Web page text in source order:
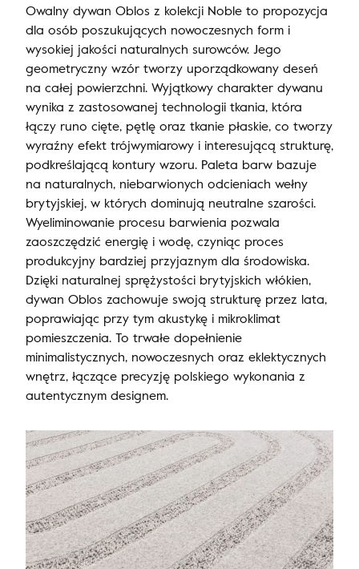
Owalny dywan Oblos z kolekcji Noble to propozycja
dla osób poszukujących nowoczesnych form i
wysokiej jakości naturalnych surowców. Jego
geometryczny wzór tworzy uporządkowany deseń
na całej powierzchni. Wyjątkowy charakter dywanu
wynika z zastosowanej technologii tkania, która
łączy runo cięte, pętlę oraz tkanie płaskie, co tworzy
wyraźny efekt trójwymiarowy i interesującą strukturę,
podkreślającą kontury wzoru. Paleta barw bazuje
na naturalnych, niebarwionych odcieniach wełny
brytyjskiej, w których dominują neutralne szarości.
Wyeliminowanie procesu barwienia pozwala
zaoszczędzić energię i wodę, czyniąc proces
produkcyjny bardziej przyjaznym dla środowiska.
Dzięki naturalnej sprężystości brytyjskich włókien,
dywan Oblos zachowuje swoją strukturę przez lata,
poprawiając przy tym akustykę i mikroklimat
pomieszczenia. To trwałe dopełnienie
minimalistycznych, nowoczesnych oraz eklektycznych
wnętrz, łączące precyzję polskiego wykonania z
autentycznym designem.